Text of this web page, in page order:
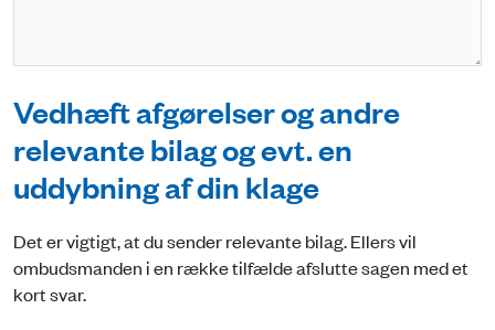
Vedhæft afgørelser og andre
relevante bilag og evt. en
uddybning af din klage
Det er vigtigt, at du sender relevante bilag. Ellers vil
ombudsmanden i en række tilfælde afslutte sagen med et
kort svar.